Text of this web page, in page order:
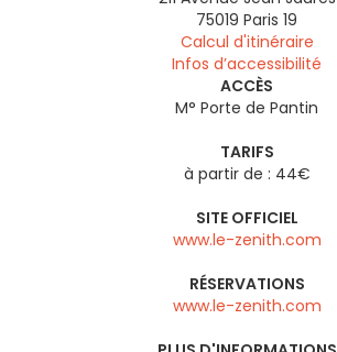
75019 Paris 19
Calcul d'itinéraire
Infos d’accessibilité
ACCÈS
M° Porte de Pantin
TARIFS
à partir de : 44€
SITE OFFICIEL
www.le-zenith.com
RÉSERVATIONS
www.le-zenith.com